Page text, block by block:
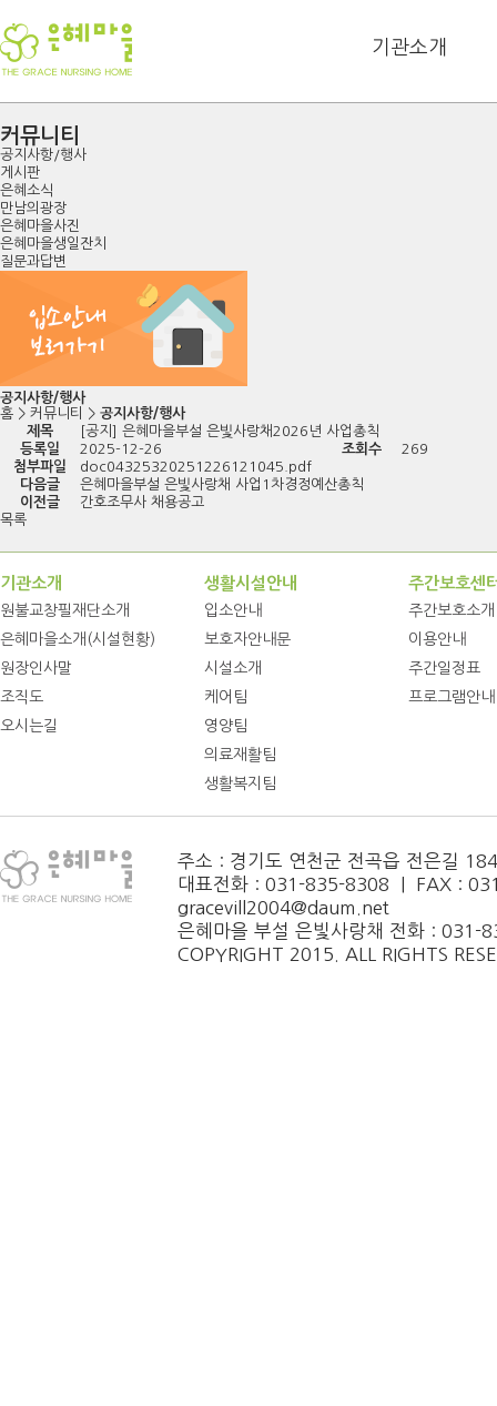
기관소개
커뮤니티
공지사항/행사
게시판
은혜소식
만남의광장
은혜마을사진
은혜마을생일잔치
질문과답변
공지사항/행사
홈 > 커뮤니티 > 공지사항/행사
제목
[공지] 은혜마을부설 은빛사랑채2026년 사업총칙
등록일
2025-12-26 조회수
269
첨부파일
doc04325320251226121045.pdf
다음글
은혜마을부설 은빛사랑채 사업1차경정예산총칙
이전글
간호조무사 채용공고
목록
기관소개
원불교창필재단소개
은혜마을소개(시설현황)
원장인사말
조직도
오시는길
생활시설안내
입소안내
보호자안내문
시설소개
케어팀
영양팀
의료재활팀
생활복지팀
주간보호센
주간보호소개
이용안내
주간일정표
프로그램안내
주소 : 경기도 연천군 전곡읍 전은길
대표전화 : 031-835-8308 | FAX :
gracevill2004@daum.net
은혜마을 부설 은빛사랑채 전화 : 031-
COPYRIGHT 2015. ALL RIGHTS